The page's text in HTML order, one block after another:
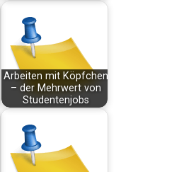
Arbeiten mit Köpfchen
– der Mehrwert von
Studentenjobs